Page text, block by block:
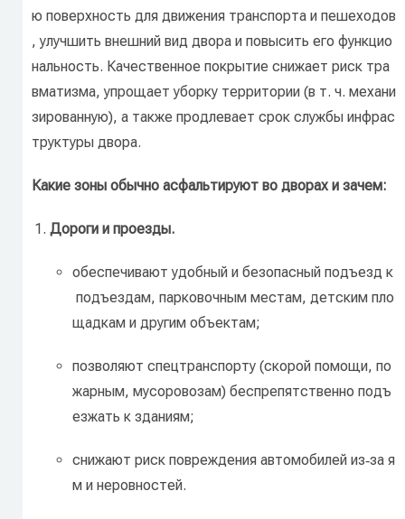
ю поверхность для движения транспорта и пешеходов
, улучшить внешний вид двора и повысить его функцио
нальность. Качественное покрытие снижает риск тра
вматизма, упрощает уборку территории (в т. ч. механи
зированную), а также продлевает срок службы инфрас
труктуры двора.
Какие зоны обычно асфальтируют во дворахи зачем:
Дороги и проезды.
обеспечивают удобный и безопасный подъезд к
подъездам, парковочным местам, детским пло
щадкам и другим объектам;
позволяют спецтранспорту (скорой помощи, по
жарным, мусоровозам) беспрепятственно подъ
езжать к зданиям;
снижают риск повреждения автомобилей из‑за я
м и неровностей.